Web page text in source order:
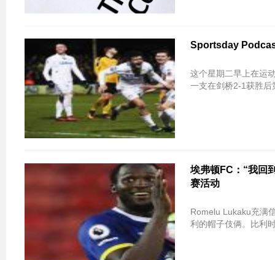
Sportsday
这个星期二早上在运
一支在剑桥2-1获胜
埃弗顿FC：“我回
赛活动
Romelu Lukaku充满
利的帽子伎俩。比利